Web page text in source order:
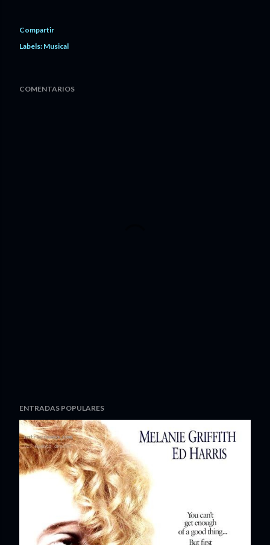
Compartir
Labels: Musical
COMENTARIOS
ENTRADAS POPULARES